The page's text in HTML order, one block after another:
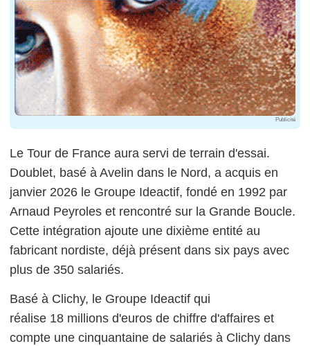
Publicité
Le Tour de France aura servi de terrain d'essai.
Doublet, basé à Avelin dans le Nord, a acquis en
janvier 2026 le Groupe Ideactif, fondé en 1992 par
Arnaud Peyroles et rencontré sur la Grande Boucle.
Cette intégration ajoute une dixième entité au
fabricant nordiste, déjà présent dans six pays avec
plus de 350 salariés.
Basé à Clichy, le Groupe Ideactif qui
réalise 18 millions d'euros de chiffre d'affaires et
compte une cinquantaine de salariés à Clichy dans